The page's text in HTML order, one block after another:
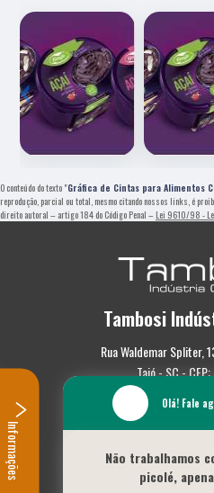
‹
O conteúdo do texto "Gráfica de Cintas para Alimentos
reprodução, parcial ou total, mesmo citando nossos links, é
direito autoral – artigo 184 do Código Penal – Lei 9610/98 -
Tambosi
Rua Waldemar Spliter,
Taió - SC -
(47)
Empresa
Missão
Olá! Fale
Não trabalhamos
picolé,
Informações